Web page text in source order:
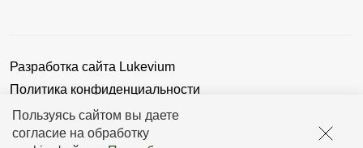
Пользуясь сайтом вы даете
согласие на обработку
Разработка сайта Lukevium
Политика конфиденциальности
Пользовательское соглашение